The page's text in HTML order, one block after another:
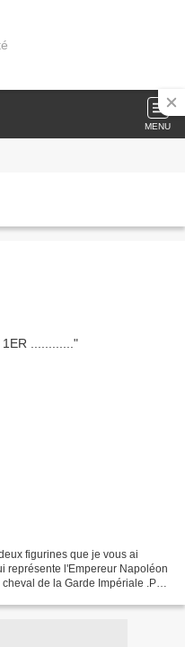
MENU
figurines que je vous ai
représente l'Empereur Napoléon
de la Garde Impériale .Petit